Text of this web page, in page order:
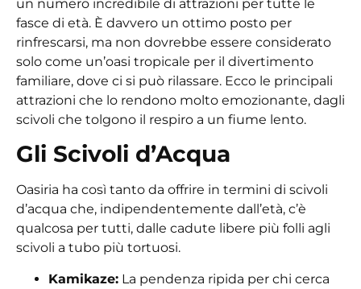
un numero incredibile di attrazioni per tutte le
fasce di età. È davvero un ottimo posto per
rinfrescarsi, ma non dovrebbe essere considerato
solo come un’oasi tropicale per il divertimento
familiare, dove ci si può rilassare. Ecco le principali
attrazioni che lo rendono molto emozionante, dagli
scivoli che tolgono il respiro a un fiume lento.
Gli Scivoli d’Acqua
Oasiria ha così tanto da offrire in termini di scivoli
d’acqua che, indipendentemente dall’età, c’è
qualcosa per tutti, dalle cadute libere più folli agli
scivoli a tubo più tortuosi.
Kamikaze: La pendenza ripida per chi cerca